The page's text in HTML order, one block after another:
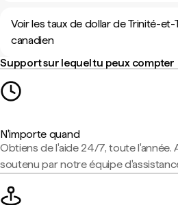
Voir les taux de dollar de Trinité-
canadien
Support sur lequel tu peux compter
N'importe quand
Obtiens de l'aide 24/7, toute l'année.
soutenu par notre équipe